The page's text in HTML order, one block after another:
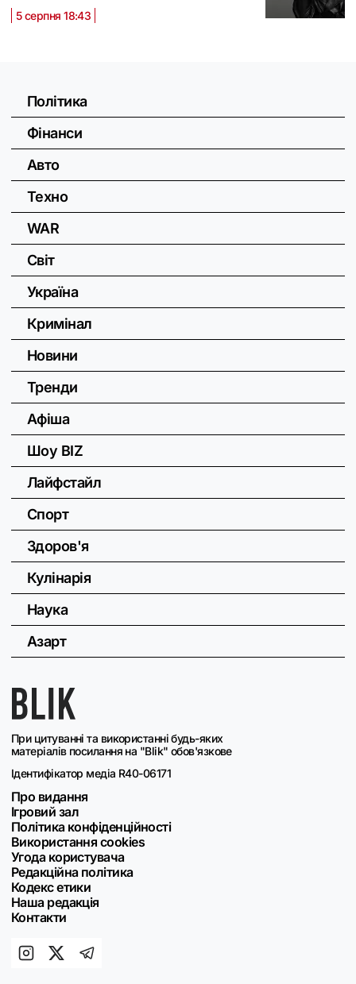
5 серпня 18:43
При цитуванні та використанні будь-яких
матеріалів посилання на "Blik" обов'язкове
Ідентифікатор медіа R40-06171
Про видання
Ігровий зал
Політика конфіденційності
Використання cookies
Угода користувача
Редакційна політика
Кодекс етики
Наша редакція
Контакти
Політика
Фінанси
Авто
Техно
WAR
Світ
Україна
Кримінал
Новини
Тренди
Афіша
Шоу BIZ
Лайфстайл
Спорт
Здоров'я
Кулінарія
Наука
Азарт